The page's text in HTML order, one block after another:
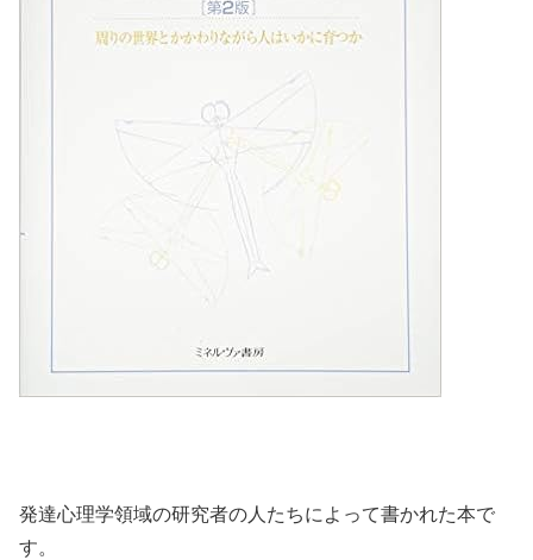
発達心理学領域の研究者の人たちによって書かれた本で
す。